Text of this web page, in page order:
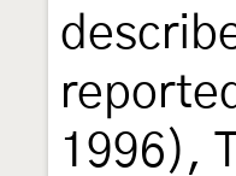
1996),